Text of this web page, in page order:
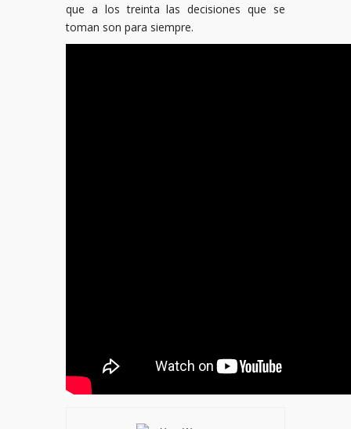
que a los treinta las decisiones que se
toman son para siempre.